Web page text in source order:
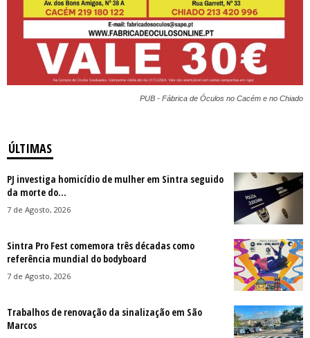
PUB - Fábrica de Óculos no Cacém e no Chiado
ÚLTIMAS
PJ investiga homicídio de mulher em Sintra seguido
da morte do...
7 de Agosto, 2026
Sintra Pro Fest comemora três décadas como
referência mundial do bodyboard
7 de Agosto, 2026
Trabalhos de renovação da sinalização em São
Marcos